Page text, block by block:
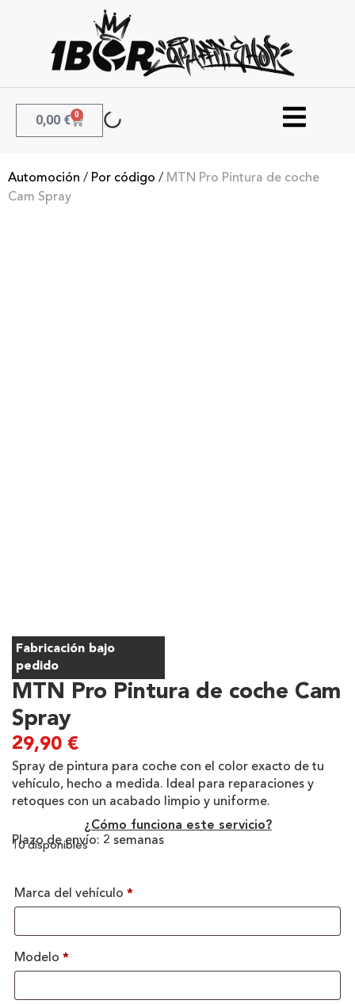
0,00 € 0
Automoción / Por código / MTN Pro Pintura de coche
Cam Spray
Fabricación bajo
pedido
MTN Pro Pintura de coche Cam
Spray
29,90 €
Spray de pintura para coche con el color exacto de tu
vehículo, hecho a medida. Ideal para reparaciones y
retoques con un acabado limpio y uniforme.
¿Cómo funciona este servicio?
Plazo de envío: 2 semanas
10 disponibles
Marca del vehículo *
Modelo *